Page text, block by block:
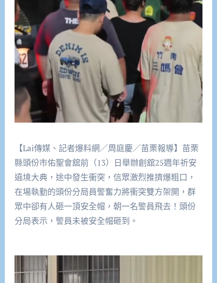
【Lai傳媒、記者爆料網／周庭慶／苗栗報導】苗栗
縣頭份市佑聖會舘前（13）日舉辦創舘25週年祈安
遶境大典，途中發生衝突，信眾激烈推擠爆粗口，
在場執勤的頭份分局員警奮力將衝突雙方架開，群
眾中卻有人砸一頂安全帽，朝一名警員飛去！頭份
分局表示，警員未被安全帽砸到。